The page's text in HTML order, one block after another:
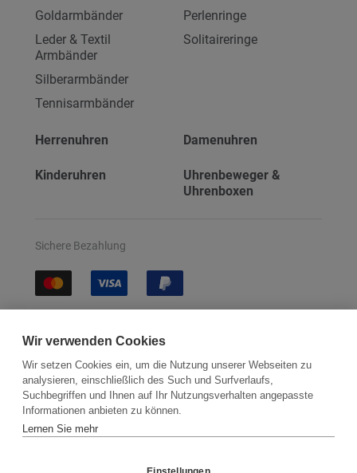
Goldarmbänder
Leder & Textil
Armbänder
Silberarmbänder
Tennisarmbänder
Perlenringe
Solitaireringe
Herrenuhren Damenuhren
Kinderuhren
Uhrenbeweger &
Uhrenboxen
Sichere Bezahlung
Kontakt Newsletter Partner
Versand
Wir verwenden Cookies
Wir setzen Cookies ein, um die Nutzung unserer Webseiten zu
analysieren, einschließlich des Such und Surfverlaufs,
Suchbegriffen und Ihnen auf Ihr Nutzungsverhalten angepasste
Informationen anbieten zu können.
Lernen Sie mehr